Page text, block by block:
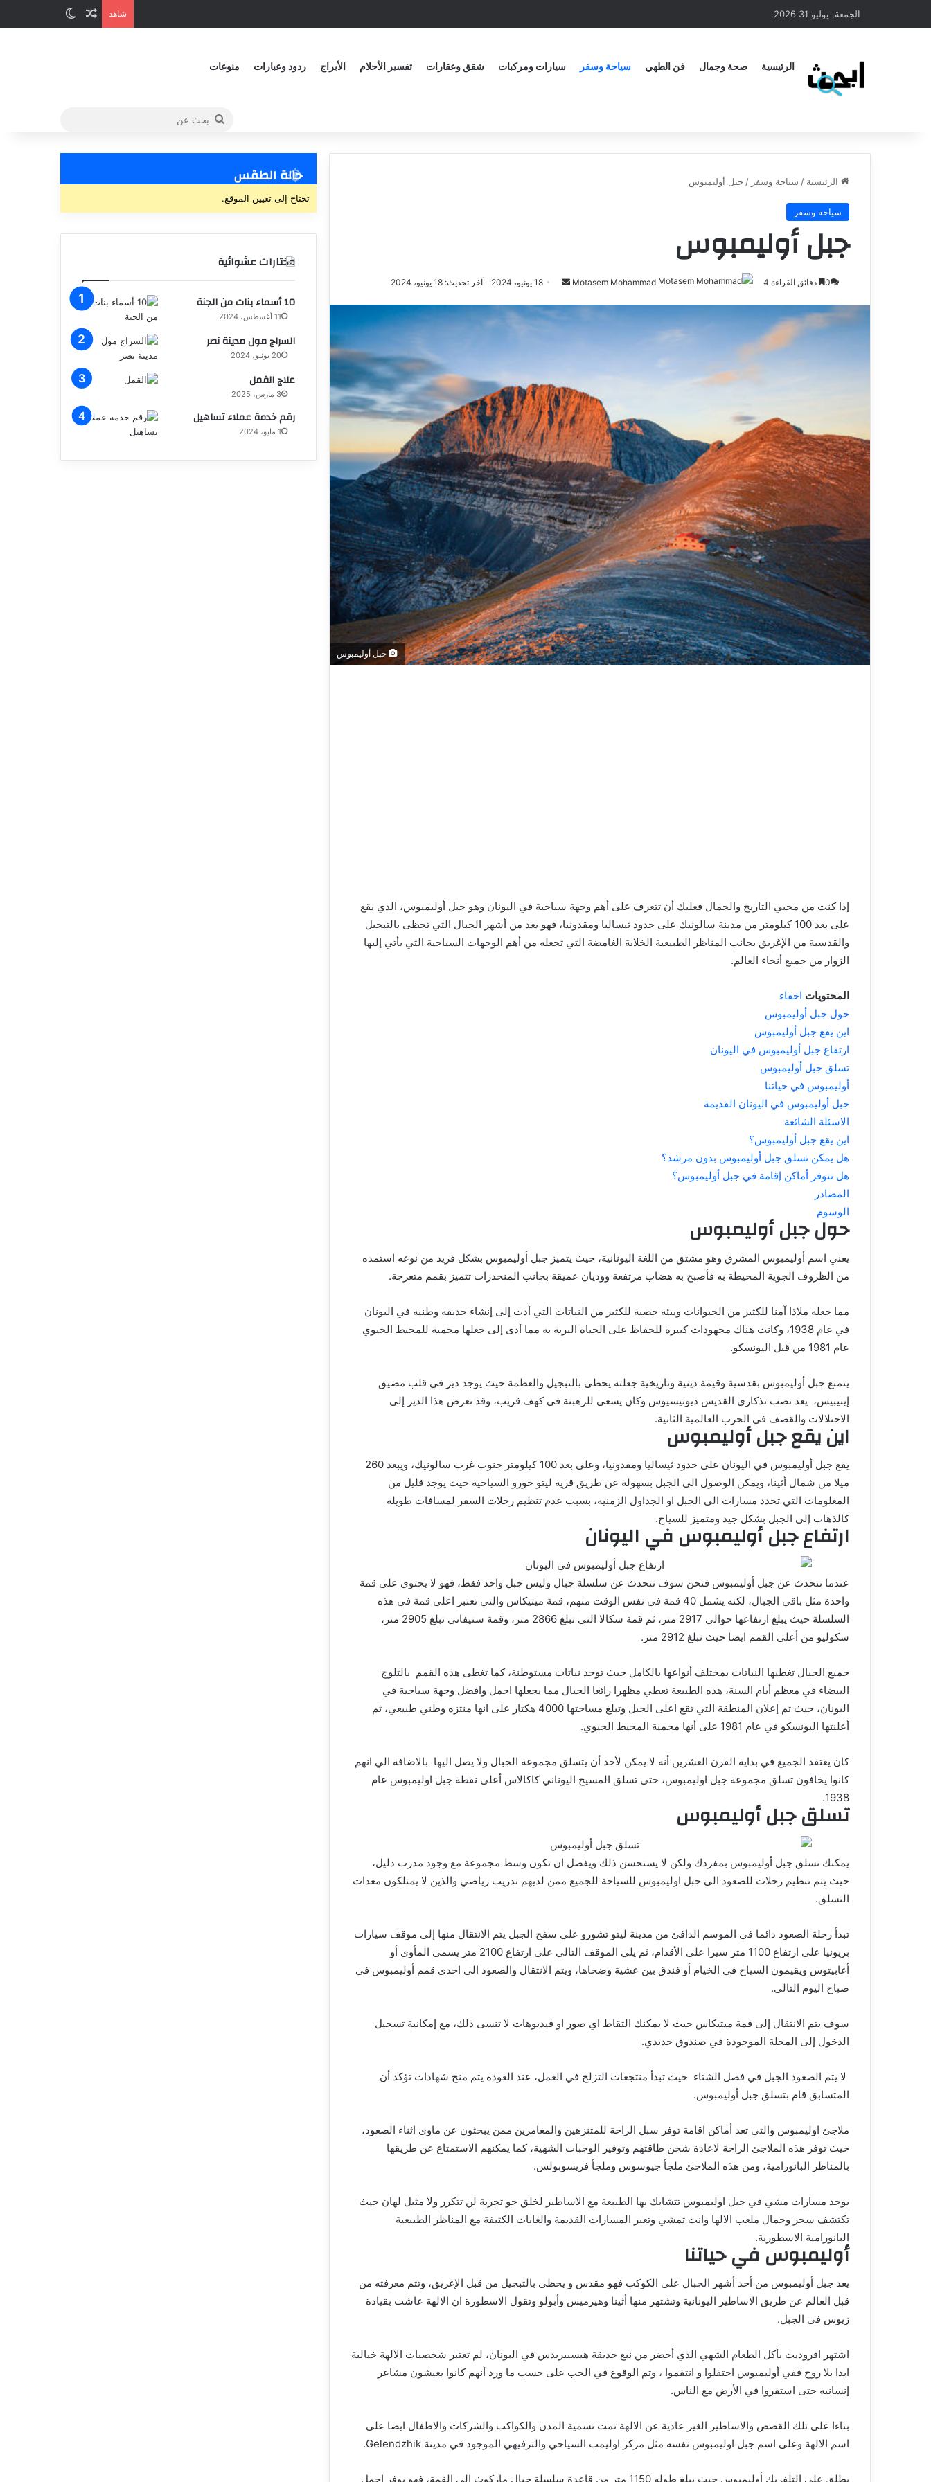
الجمعة, يوليو 31 2026 شاهد
الرئيسية صحة وجمال فن الطهي سياحة وسفر سيارات ومركبات شقق وعقارات تفسير الأحلام الأبراج ردود وعبارات منوعات
الرئيسية / سياحة وسفر / جبل أوليمبوس
سياحة وسفر
جبل أوليمبوس
Motasem Mohammad 18 يونيو، 2024 آخر تحديث: 18 يونيو، 2024 0 دقائق القراءة 4
جبل أوليمبوس
إذا كنت من محبي التاريخ والجمال فعليك أن تتعرف على أهم وجهة سياحية في اليونان وهو جبل أوليمبوس، الذي يقع
على بعد 100 كيلومتر من مدينة سالونيك على حدود ثيساليا ومقدونيا، فهو يعد من أشهر الجبال التي تحظى بالتبجيل
والقدسية من الإغريق بجانب المناظر الطبيعية الخلابة الغامضة التي تجعله من أهم الوجهات السياحية التي يأتي إليها
الزوار من جميع أنحاء العالم.
المحتويات اخفاء
حول جبل أوليمبوس
اين يقع جبل أوليمبوس
ارتفاع جبل أوليمبوس في اليونان
تسلق جبل أوليمبوس
أوليمبوس في حياتنا
جبل أوليمبوس في اليونان القديمة
الاسئلة الشائعة
اين يقع جبل أوليمبوس؟
هل يمكن تسلق جبل أوليمبوس بدون مرشد؟
هل تتوفر أماكن إقامة في جبل أوليمبوس؟
المصادر
الوسوم
حول جبل أوليمبوس
يعني اسم أوليمبوس المشرق وهو مشتق من اللغة اليونانية، حيث يتميز جبل أوليمبوس بشكل فريد من نوعه استمده
من الظروف الجوية المحيطة به فأصبح به هضاب مرتفعة ووديان عميقة بجانب المنحدرات تتميز بقمم متعرجة.
مما جعله ملاذا آمنا للكثير من الحيوانات وبيئة خصبة للكثير من النباتات التي أدت إلى إنشاء حديقة وطنية في اليونان
في عام 1938، وكانت هناك مجهودات كبيرة للحفاظ على الحياة البرية به مما أدى إلى جعلها محمية للمحيط الحيوي
عام 1981 من قبل اليونسكو.
يتمتع جبل أوليمبوس بقدسية وقيمة دينية وتاريخية جعلته يحظى بالتبجيل والعظمة حيث يوجد دير في قلب مضيق
إينيبيس، يعد نصب تذكاري القديس ديونيسيوس وكان يسعى للرهبنة في كهف قريب، وقد تعرض هذا الدير إلى
الاحتلالات والقصف في الحرب العالمية الثانية.
اين يقع جبل أوليمبوس
يقع جبل أوليمبوس في اليونان على حدود ثيساليا ومقدونيا، وعلى بعد 100 كيلومتر جنوب غرب سالونيك، ويبعد 260
ميلا من شمال أثينا، ويمكن الوصول الى الجبل بسهولة عن طريق قرية ليتو خورو السياحية حيث يوجد قليل من
المعلومات التي تحدد مسارات الى الجبل او الجداول الزمنية، بسبب عدم تنظيم رحلات السفر لمسافات طويلة
كالذهاب إلى الجبل بشكل جيد ومتميز للسياح.
ارتفاع جبل أوليمبوس في اليونان
عندما نتحدث عن جبل أوليمبوس فنحن سوف نتحدث عن سلسلة جبال وليس جبل واحد فقط، فهو لا يحتوي علي قمة
واحدة مثل باقي الجبال، لكنه يشمل 40 قمة في نفس الوقت منهم، قمة ميتيكاس والتي تعتبر اعلي قمة في هذه
السلسلة حيث يبلغ ارتفاعها حوالي 2917 متر، ثم قمة سكالا التي تبلغ 2866 متر، وقمة ستيفاني تبلغ 2905 متر،
سكوليو من أعلى القمم ايضا حيث تبلغ 2912 متر.
جميع الجبال تغطيها النباتات بمختلف أنواعها بالكامل حيث توجد نباتات مستوطنة، كما تغطى هذه القمم بالثلوج
البيضاء في معظم أيام السنة، هذه الطبيعة تعطي مظهرا رائعا الجبال مما يجعلها اجمل وافضل وجهة سياحية في
اليونان، حيث تم إعلان المنطقة التي تقع اعلى الجبل وتبلغ مساحتها 4000 هكتار على انها منتزه وطني طبيعي، ثم
أعلنتها اليونسكو في عام 1981 على أنها محمية المحيط الحيوي.
كان يعتقد الجميع في بداية القرن العشرين أنه لا يمكن لأحد أن يتسلق مجموعة الجبال ولا يصل اليها بالاضافة الي انهم
كانوا يخافون تسلق مجموعة جبل اوليمبوس، حتى تسلق المسيح اليوناني كاكالاس أعلى نقطة جبل اوليمبوس عام
1938.
تسلق جبل أوليمبوس
يمكنك تسلق جبل أوليمبوس بمفردك ولكن لا يستحسن ذلك ويفضل ان تكون وسط مجموعة مع وجود مدرب دليل،
حيث يتم تنظيم رحلات للصعود الى جبل اوليمبوس للسياحة للجميع ممن لديهم تدريب رياضي والذين لا يمتلكون معدات
التسلق.
تبدأ رحلة الصعود دائما في الموسم الدافئ من مدينة ليتو تشورو علي سفح الجبل يتم الانتقال منها إلى موقف سيارات
بريونيا على ارتفاع 1100 متر سيرا على الأقدام، ثم يلي الموقف التالي على ارتفاع 2100 متر يسمى المأوى أو
أغابيتوس ويقيمون السياح في الخيام أو فندق بين عشية وضحاها، ويتم الانتقال والصعود الى احدى قمم أوليمبوس في
صباح اليوم التالي.
سوف يتم الانتقال إلى قمة ميتيكاس حيث لا يمكنك التقاط اي صور او فيديوهات لا تنسى ذلك، مع إمكانية تسجيل
الدخول إلى المجلة الموجودة في صندوق حديدي.
لا يتم الصعود الجبل في فصل الشتاء حيث تبدأ منتجعات التزلج في العمل، عند العودة يتم منح شهادات تؤكد أن
المتسابق قام بتسلق جبل أوليمبوس.
ملاجئ اوليمبوس والتي تعد أماكن اقامة توفر سبل الراحة للمتنزهين والمغامرين ممن يبحثون عن ماوى اثناء الصعود،
حيث توفر هذه الملاجئ الراحة لاعادة شحن طاقتهم وتوفير الوجبات الشهية، كما يمكنهم الاستمتاع عن طريقها
بالمناظر البانورامية، ومن هذه الملاجئ ملجأ جيوسوس وملجأ فريسوبولس.
يوجد مسارات مشي في جبل اوليمبوس تتشابك بها الطبيعة مع الاساطير لخلق جو تجربة لن تتكرر ولا مثيل لهان حيث
تكتشف سحر وجمال ملعب الالها وانت تمشي وتعبر المسارات القديمة والغابات الكثيفة مع المناظر الطبيعية
البانورامية الاسطورية.
أوليمبوس في حياتنا
يعد جبل أوليمبوس من أحد أشهر الجبال على الكوكب فهو مقدس و يحظى بالتبجيل من قبل الإغريق، وتتم معرفته من
قبل العالم عن طريق الاساطير اليونانية وتشتهر منها أثينا وهيرميس وأبولو وتقول الاسطورة ان الالهة عاشت بقيادة
زيوس في الجبل.
اشتهر افروديت بأكل الطعام الشهي الذي أحضر من نبع حديقة هيسبيريدس في اليونان، لم تعتبر شخصيات الآلهة خيالية
ابدا بلا روح ففي أوليمبوس احتفلوا و انتقموا ، وتم الوقوع في الحب على حسب ما ورد أنهم كانوا يعيشون مشاعر
إنسانية حتى استقروا في الأرض مع الناس.
بناءا على تلك القصص والاساطير الغير عادية عن الالهة تمت تسمية المدن والكواكب والشركات والاطفال ايضا على
اسم الالهة وعلى اسم جبل اوليمبوس نفسه مثل مركز اوليمب السياحي والترفيهي الموجود في مدينة Gelendzhik.
يطلق على التلفريك أوليمبوس حيث يبلغ طوله 1150 متر من قاعدة سلسلة جبال ماركوث الى القمة، فهو يوفر اجمل
حالة الطقس
تحتاج إلى تعيين الموقع.
مختارات عشوائية
10 أسماء بنات من الجنة
11 أغسطس، 2024
السراج مول مدينة نصر
20 يونيو، 2024
علاج القمل
3 مارس، 2025
رقم خدمة عملاء تساهيل
1 مايو، 2024